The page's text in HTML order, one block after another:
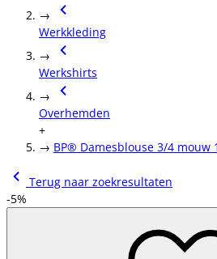
→
Werkkleding
→
Werkshirts
→
Overhemden
+
→ BP® Damesblouse 3/4 mouw
Terug naar zoekresultaten
-5%